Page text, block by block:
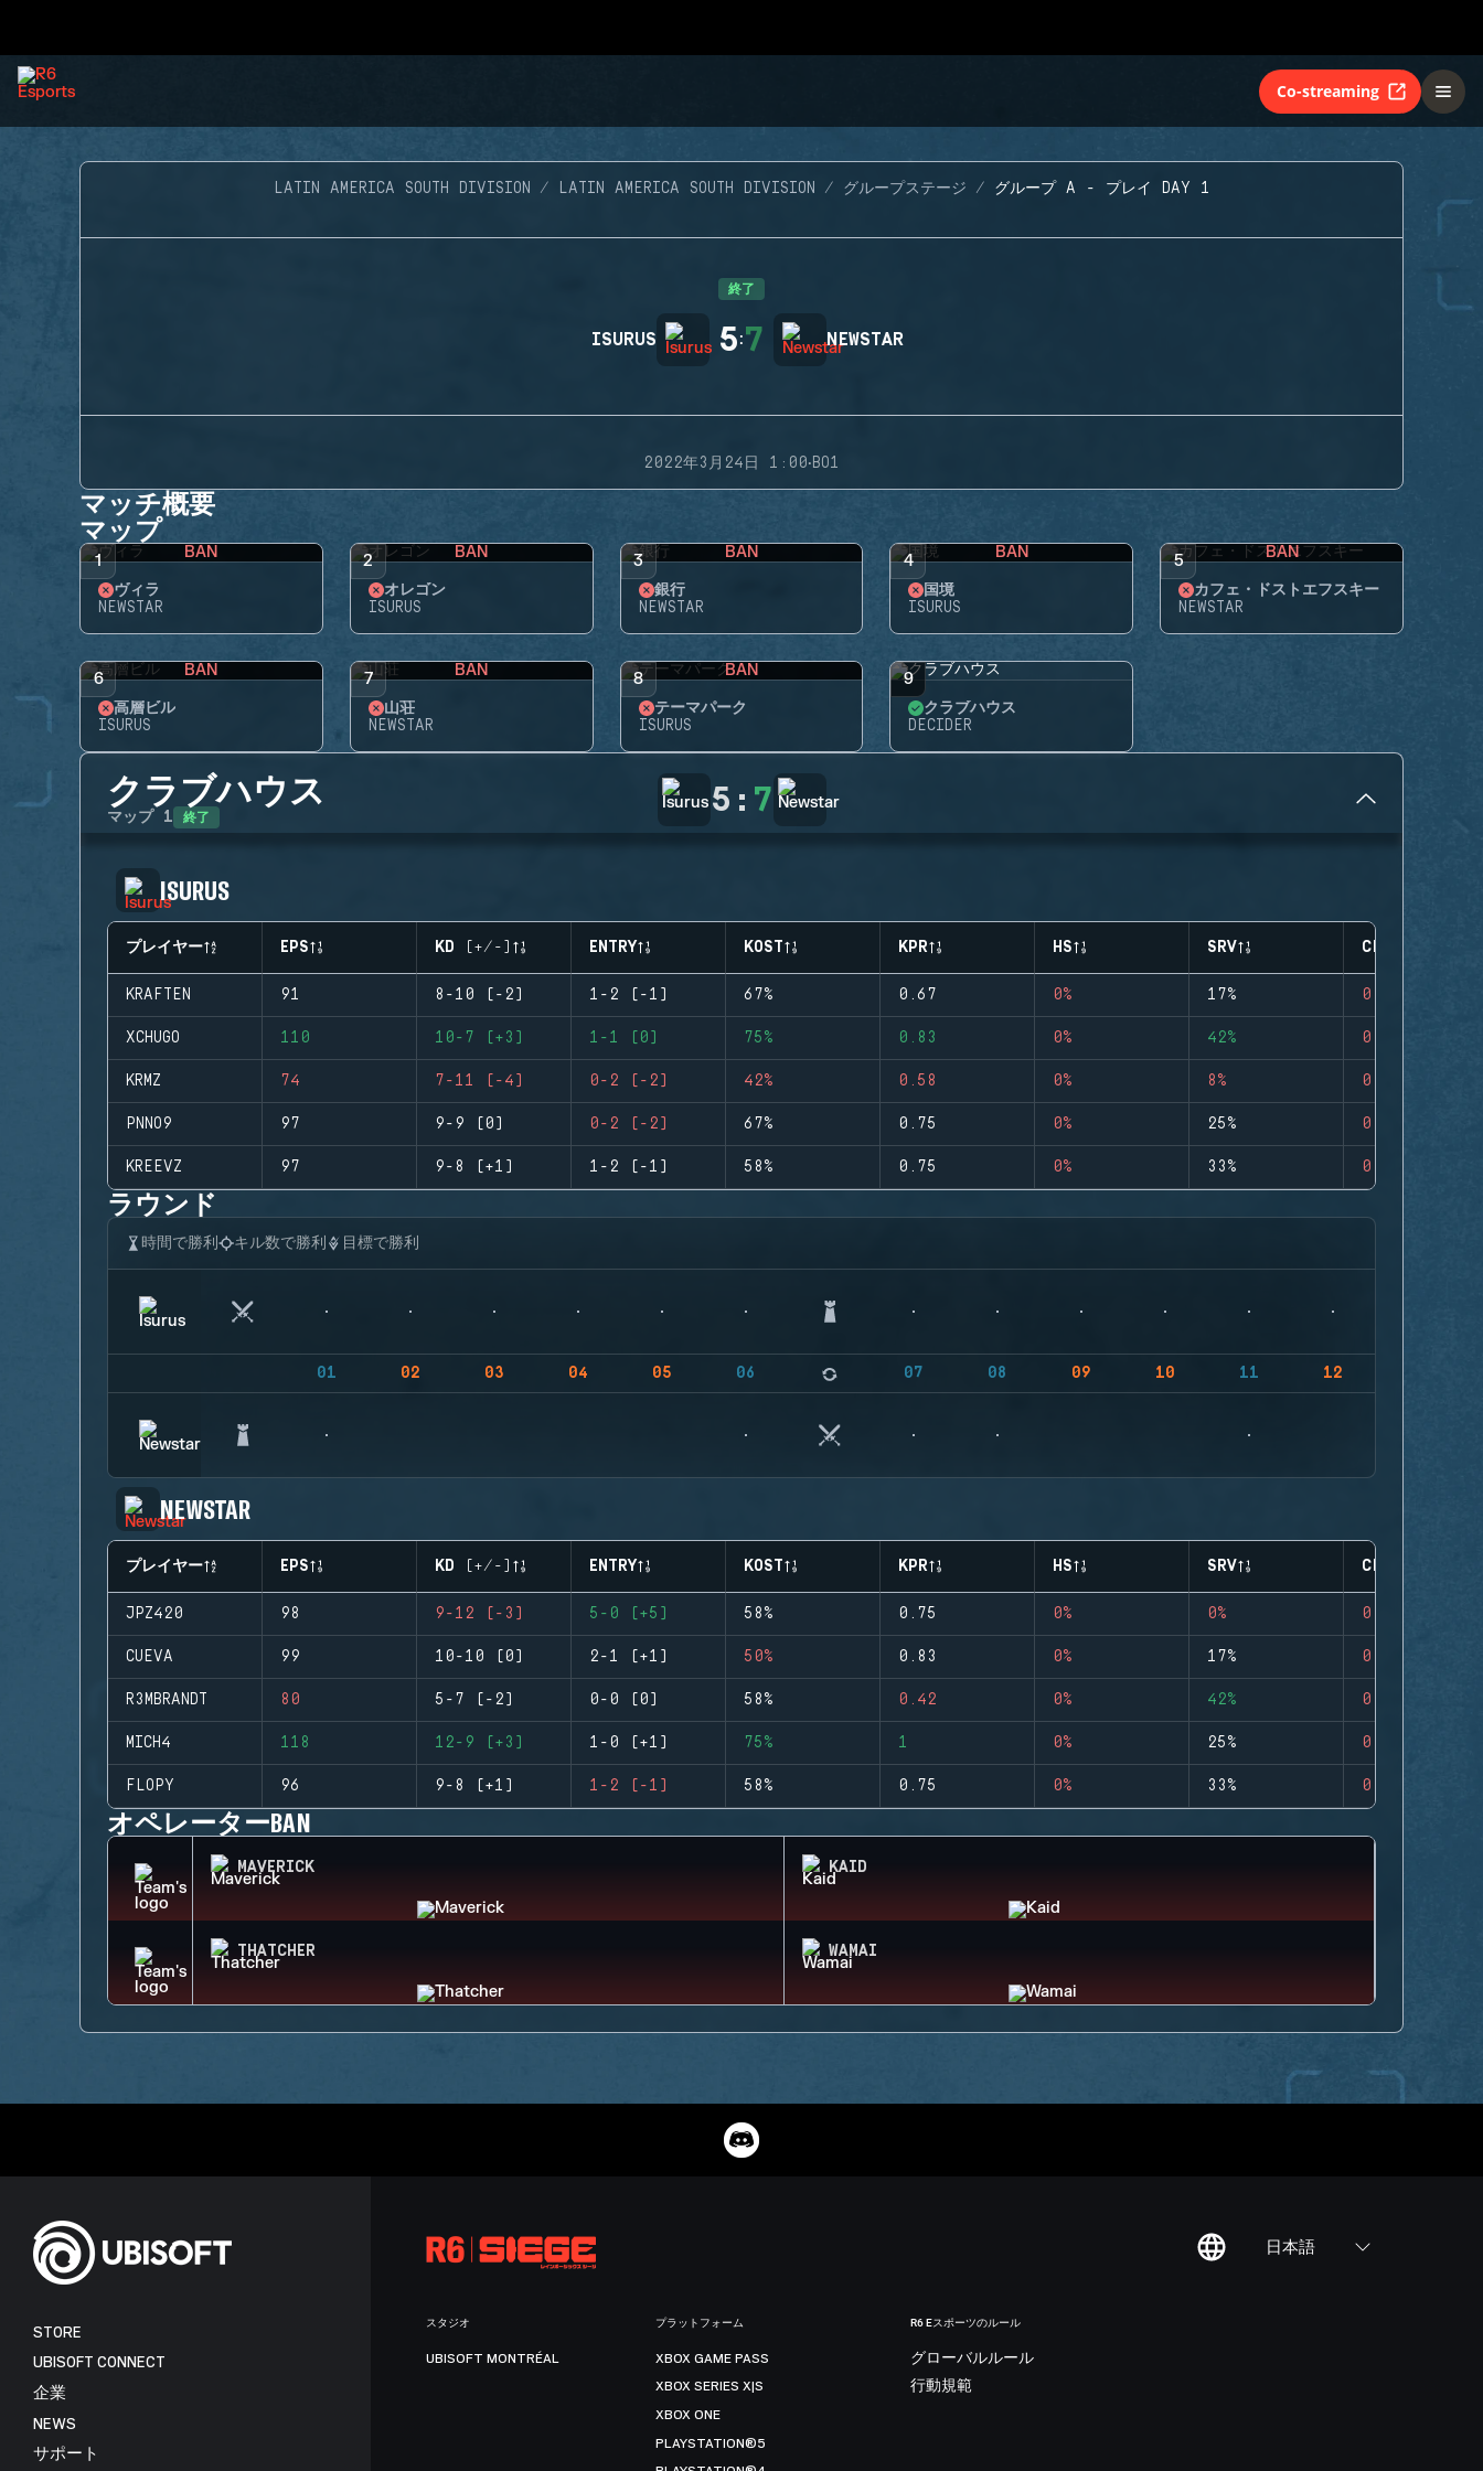
Co-streaming
LATIN AMERICA SOUTH DIVISION LATIN AMERICA SOUTH DIVISION グループステージ グループ A - プレイ DAY 1
終了
ISURUS 5:7 NEWSTAR
2022年3月24日 1:00·BO1
マッチ概要
マップ
1 BAN
ヴィラ
NEWSTAR
2 BAN
オレゴン
ISURUS
3 BAN
銀行
NEWSTAR
4 BAN
国境
ISURUS
5 BAN
カフェ・ドストエフスキー
NEWSTAR
6 BAN
高層ビル
ISURUS
7 BAN
山荘
NEWSTAR
8 BAN
テーマパーク
ISURUS
9
クラブハウス
DECIDER
クラブハウス
マップ 1 終了 5 : 7
ISURUS
プレイヤー EPS KD (+/-) ENTRY KOST KPR HS SRV CLUTCHES
KRAFTEN 91 8-10 (-2) 1-2 (-1) 67% 0.67 0% 17% 0
XCHUGO 110 10-7 (+3) 1-1 (0) 75% 0.83 0% 42% 0
KRMZ 74 7-11 (-4) 0-2 (-2) 42% 0.58 0% 8% 0
PNNO9 97 9-9 (0) 0-2 (-2) 67% 0.75 0% 25% 0
KREEVZ 97 9-8 (+1) 1-2 (-1) 58% 0.75 0% 33% 0
ラウンド
時間で勝利 キル数で勝利 目標で勝利
01 02 03 04 05 06 07 08 09 10 11 12
NEWSTAR
プレイヤー EPS KD (+/-) ENTRY KOST KPR HS SRV CLUTCHES
JPZ420 98 9-12 (-3) 5-0 (+5) 58% 0.75 0% 0% 0
CUEVA 99 10-10 (0) 2-1 (+1) 50% 0.83 0% 17% 0
R3MBRANDT 80 5-7 (-2) 0-0 (0) 58% 0.42 0% 42% 0
MICH4 118 12-9 (+3) 1-0 (+1) 75% 1 0% 25% 0
FLOPY 96 9-8 (+1) 1-2 (-1) 58% 0.75 0% 33% 0
オペレーターBAN
MAVERICK KAID
THATCHER WAMAI
日本語
STORE
UBISOFT CONNECT
企業
NEWS
サポート
スタジオ
UBISOFT MONTRÉAL
プラットフォーム
XBOX GAME PASS
XBOX SERIES X|S
XBOX ONE
PLAYSTATION®5
R6 Eスポーツのルール
グローバルルール
行動規範